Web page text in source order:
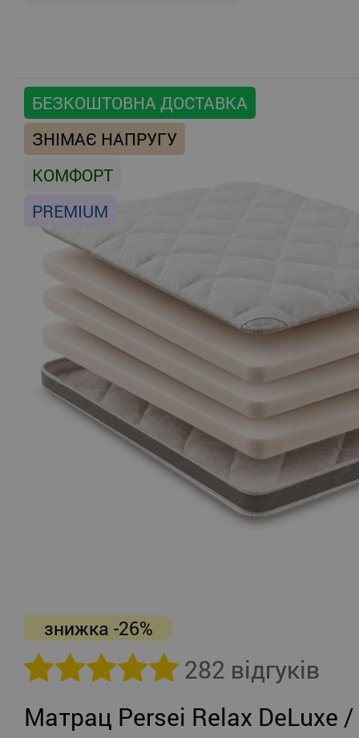
БЕЗКОШТОВНА ДОСТАВКА
ЗНІМАЄ НАПРУГУ
КОМФОРТ
PREMIUM
знижка -26%
282 відгуків
Матрац Persei Relax DeLuxe